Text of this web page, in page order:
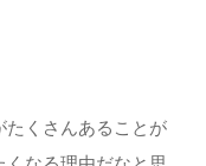
たくさんあることが